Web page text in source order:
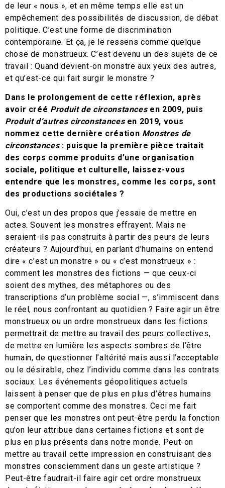
de leur « nous », et en même temps elle est un
empêchement des possibilités de discussion, de débat
politique. C’est une forme de discrimination
contemporaine. Et ça, je le ressens comme quelque
chose de monstrueux. C’est devenu un des sujets de ce
travail : Quand devient-on monstre aux yeux des autres,
et qu’est-ce qui fait surgir le monstre ?
Dans le prolongement de cette réflexion, après
avoir créé Produit de circonstancesen 2009, puis
Produit d’autres circonstancesen 2019, vous
nommez cette dernière création Monstres de
circonstances: puisque la première pièce traitait
des corps comme produits d’une organisation
sociale, politique et culturelle, laissez-vous
entendre que les monstres, comme les corps, sont
des productions sociétales ?
Oui, c’est un des propos que j’essaie de mettre en
actes. Souvent les monstres effrayent. Mais ne
seraient-ils pas construits à partir des peurs de leurs
créateurs ? Aujourd’hui, en parlant d’humains on entend
dire « c’est un monstre » ou « c’est monstrueux » :
comment les monstres des fictions — que ceux-ci
soient des mythes, des métaphores ou des
transcriptions d’un problème social —, s’immiscent dans
le réel, nous confrontant au quotidien ? Faire agir un être
monstrueux ou un ordre monstrueux dans les fictions
permettrait de mettre au travail des peurs collectives,
de mettre en lumière les aspects sombres de l’être
humain, de questionner l’altérité mais aussi l’acceptable
ou le désirable, chez l’individu comme dans les contrats
sociaux. Les événements géopolitiques actuels
laissent à penser que de plus en plus d’êtres humains
se comportent comme des monstres. Ceci me fait
penser que les monstres ont peut-être perdu la fonction
qu’on leur attribue dans certaines fictions et sont de
plus en plus présents dans notre monde. Peut-on
mettre au travail cette impression en construisant des
monstres consciemment dans un geste artistique ?
Peut-être faudrait-il faire agir cet ordre monstrueux